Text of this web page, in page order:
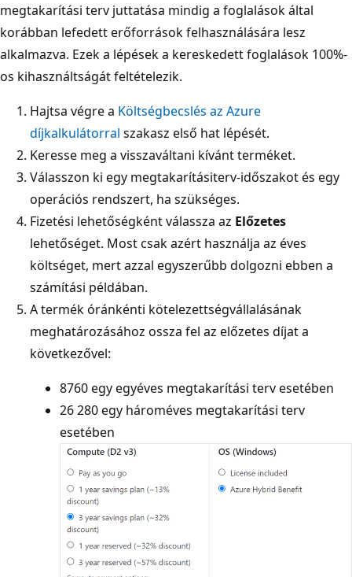
megtakarítási terv juttatása mindig a foglalások által
korábban lefedett erőforrások felhasználására lesz
alkalmazva. Ezek a lépések a kereskedett foglalások 100%-
os kihasználtságát feltételezik.
Hajtsa végre a Költségbecslés az Azure
díjkalkulátorral szakasz első hat lépését.
Keresse meg a visszaváltani kívánt terméket.
Válasszon ki egy megtakarításiterv-időszakot és egy
operációs rendszert, ha szükséges.
Fizetési lehetőségként válassza az Előzetes
lehetőséget. Most csak azért használja az éves
költséget, mert azzal egyszerűbb dolgozni ebben a
számítási példában.
A termék óránkénti kötelezettségvállalásának
meghatározásához ossza fel az előzetes díjat a
következővel:
8760 egy egyéves megtakarítási terv esetében
26 280 egy hároméves megtakarítási terv
esetében